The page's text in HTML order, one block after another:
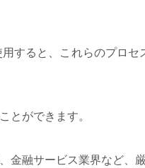
ると、これらのプロ
ができます。
融サービス業界など、